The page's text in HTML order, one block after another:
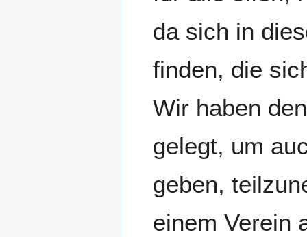
da sich in
finden, die
Wir haben
gelegt, um
geben,
einem Verein